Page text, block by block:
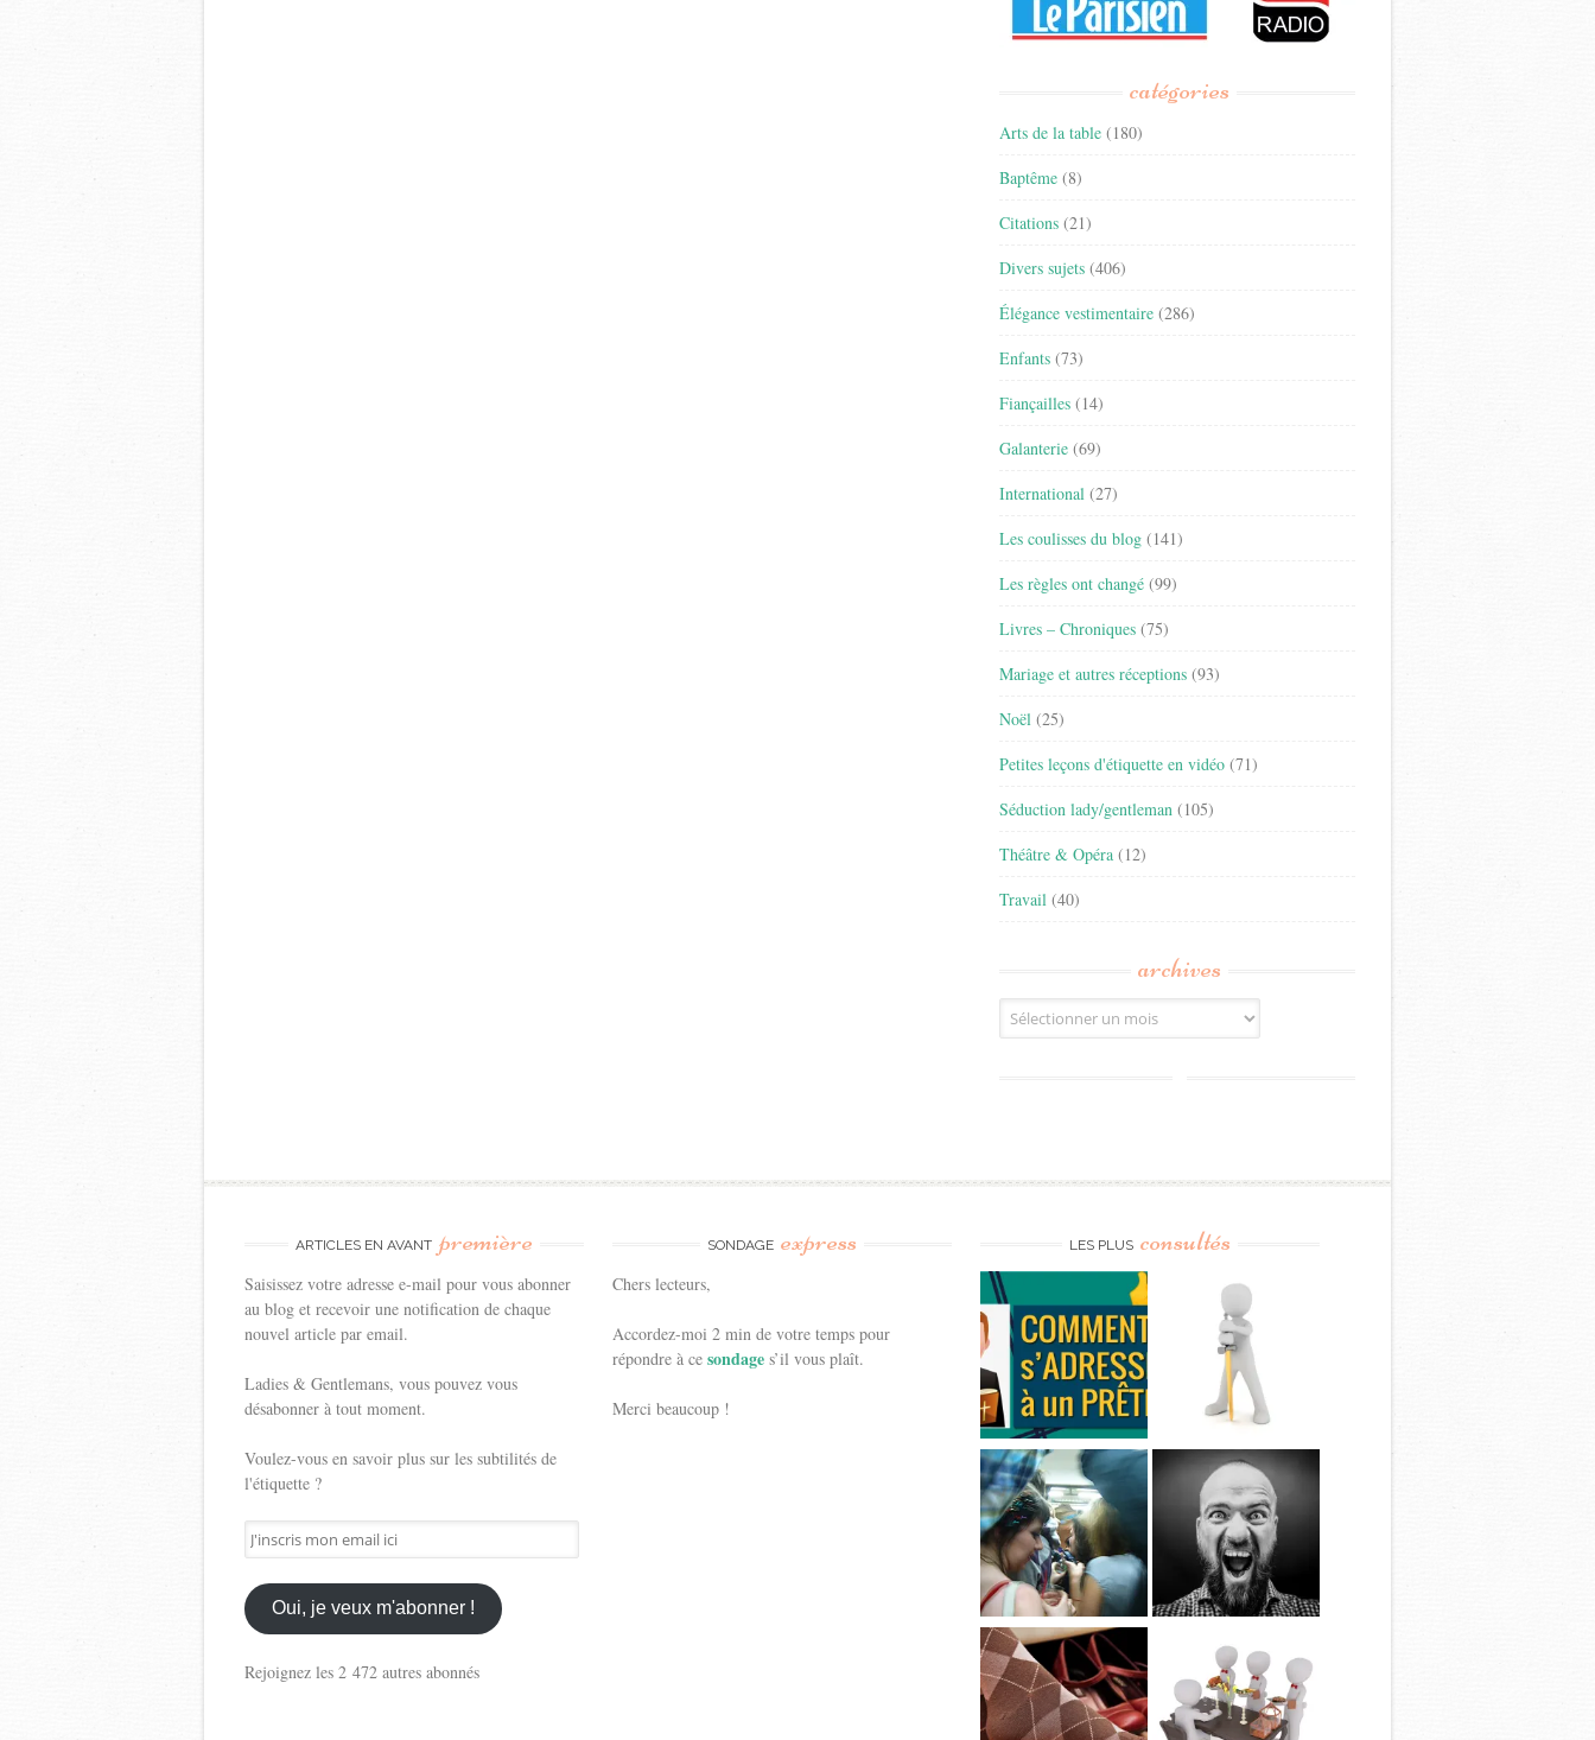
catégories
Arts de la table (180)
Baptême (8)
Citations (21)
Divers sujets (406)
Élégance vestimentaire (286)
Enfants (73)
Fiançailles (14)
Galanterie (69)
International (27)
Les coulisses du blog (141)
Les règles ont changé (99)
Livres – Chroniques (75)
Mariage et autres réceptions (93)
Noël (25)
Petites leçons d'étiquette en vidéo (71)
Séduction lady/gentleman (105)
Théâtre & Opéra (12)
Travail (40)
archives
Archives
ARTICLES EN AVANT première
Saisissez votre adresse e-mail pour vous abonner
au blog et recevoir une notification de chaque
nouvel article par email.
Ladies & Gentlemans, vous pouvez vous
désabonner à tout moment.
Voulez-vous en savoir plus sur les subtilités de
l'étiquette ?
J'inscris
mon
email
ici
Oui, je veux m'abonner !
Rejoignez les 2 472 autres abonnés
SONDAGE express
Chers lecteurs,
Accordez-moi 2 min de votre temps pour
répondre à cesondages’il vous plaît.
Merci beaucoup !
LES PLUS consultés